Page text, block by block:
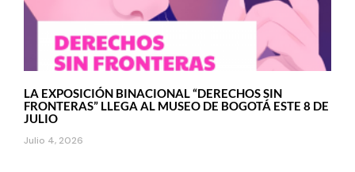
LA EXPOSICIÓN BINACIONAL “DERECHOS SIN
FRONTERAS” LLEGA AL MUSEO DE BOGOTÁ ESTE 8 DE
JULIO
Julio 4, 2026